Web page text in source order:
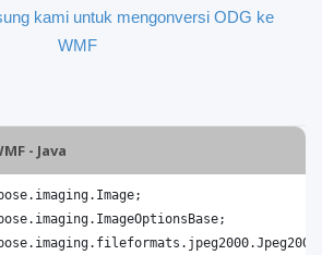
kami untuk mengonversi ODG ke
WMF
- Java
. imaging. Image;
. imaging. ImageOptionsBase;
. imaging. fileformats . jpeg2000.